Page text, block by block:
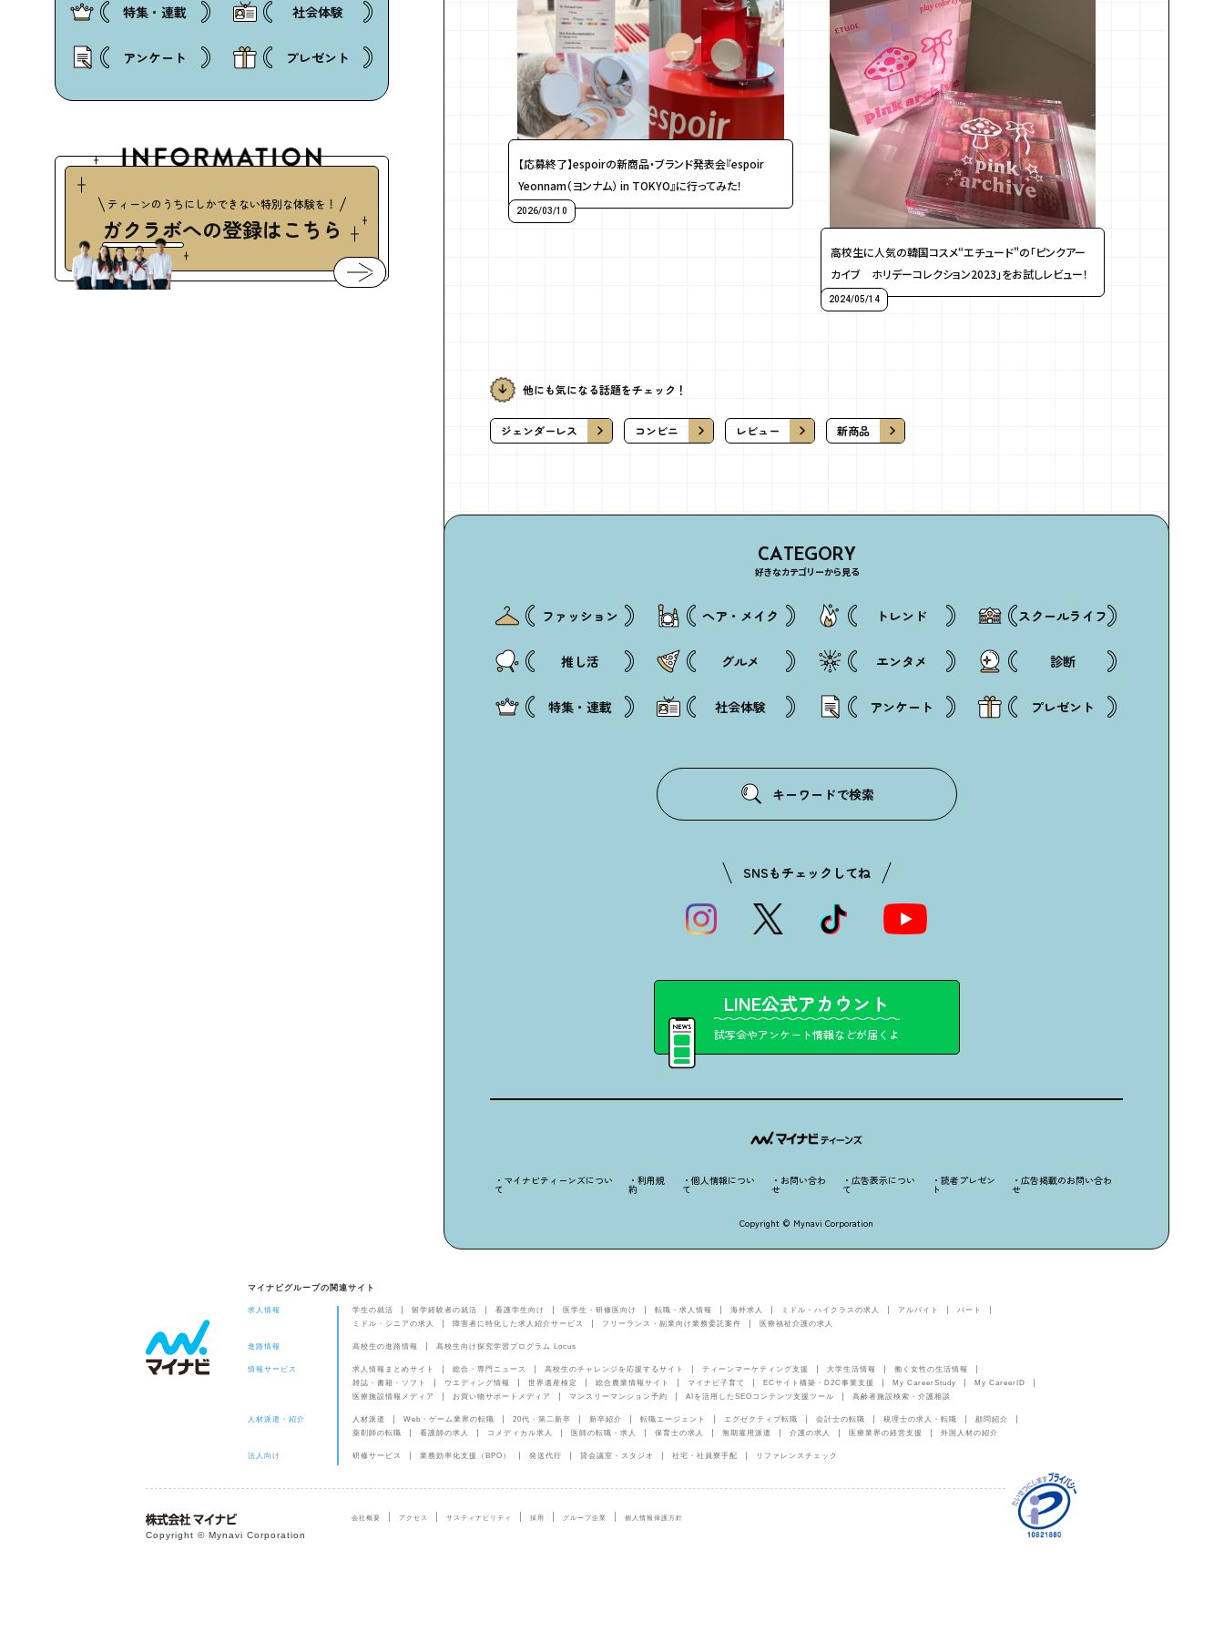
特集・連載 社会体験
アンケート プレゼント
ティーンのうちにしかできない特別な体験を！
ガクラボへの登録はこちら
【応募終了】espoirの新商品・ブランド発表会『espoir
Yeonnam（ヨンナム） in TOKYO』に行ってみた！
2026/03/10
高校生に人気の韓国コスメ“エチュード"の「ピンクアー
カイブ ホリデーコレクション2023」をお試しレビュー！
2024/05/14
他にも気になる話題をチェック！
ジェンダーレス コンビニ レビュー 新商品
CATEGORY
好きなカテゴリーから見る
ファッション ヘア・メイク トレンド スクールライフ
推し活 グルメ エンタメ 診断
特集・連載 社会体験 アンケート プレゼント
キーワードで検索
SNSもチェックしてね
LINE公式アカウント
試写会やアンケート情報などが届くよ
・マイナビティーンズについ
て
・利用規
約
・個人情報につい
て
・お問い合わ
せ
・広告表示につい
て
・読者プレゼン
ト
・広告掲載のお問い合わ
せ
Copyright © Mynavi Corporation
マイナビグループの関連サイト
求人情報 学生の就活 留学経験者の就活 看護学生向け 医学生・研修医向け 転職・求人情報 海外求人 ミドル・ハイクラスの求人 アルバイト
パート
ミドル・シニアの求人
障害者に特化した求人紹介サービス フリーランス・副業向け業務委託案件 医療福祉介護の求人
進路情報 高校生の進路情報 高校生向け探究学習プログラム Locus
情報サービス 求人情報まとめサイト 総合・専門ニュース 高校生のチャレンジを応援するサイト ティーンマーケティング支援 大学生活情報
働く女性の生活情報
雑誌・書籍・ソフト
ウエディング情報 世界遺産検定 総合農業情報サイト マイナビ子育て ECサイト構築・D2C事業支援 My CareerStudy
My CareerID
医療施設情報メディア
お買い物サポートメディア マンスリーマンション予約 AIを活用したSEOコンテンツ支援ツール 高齢者施設検索・介護相談
人材派遣・紹介 人材派遣 Web・ゲーム業界の転職 20代・第二新卒 新卒紹介 転職エージェント エグゼクティブ転職 会計士の転職 税理士の求人・転職
顧問紹介
薬剤師の転職
看護師の求人 コメディカル求人 医師の転職・求人 保育士の求人 無期雇用派遣 介護の求人 医療業界の経営支援 外国人材の紹介
法人向け 研修サービス 業務効率化支援（BPO） 発送代行 貸会議室・スタジオ 社宅・社員寮手配 リファレンスチェック
Copyright © Mynavi Corporation
会社概要 アクセス サスティナビリティ 採用 グループ企業 個人情報保護方針